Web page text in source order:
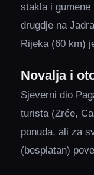
stakla i gumene
drugdje na
Rijeka (60 km)
Novalja i
Sjeverni dio
turista (Zrće,
ponuda, ali za
(besplatan)